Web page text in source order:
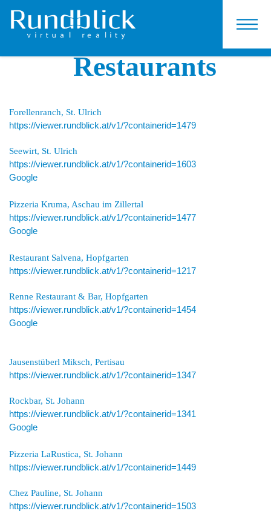
Restaurants
Forellenranch, St. Ulrich
https://viewer.rundblick.at/v1/?containerid=1479
Seewirt, St. Ulrich
https://viewer.rundblick.at/v1/?containerid=1603
Google
Pizzeria Kruma, Aschau im Zillertal
https://viewer.rundblick.at/v1/?containerid=1477
Google
Restaurant Salvena, Hopfgarten
https://viewer.rundblick.at/v1/?containerid=1217
Renne Restaurant & Bar, Hopfgarten
https://viewer.rundblick.at/v1/?containerid=1454
Google
Jausenstüberl Miksch, Pertisau
https://viewer.rundblick.at/v1/?containerid=1347
Rockbar, St. Johann
https://viewer.rundblick.at/v1/?containerid=1341
Google
Pizzeria LaRustica, St. Johann
https://viewer.rundblick.at/v1/?containerid=1449
Chez Pauline, St. Johann
https://viewer.rundblick.at/v1/?containerid=1503